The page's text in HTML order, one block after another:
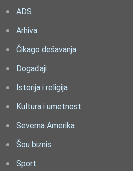
ADS
Arhiva
Čikago dešavanja
Događaji
Istorija i religija
Kultura i umetnost
Severna Amerika
Šou biznis
Sport